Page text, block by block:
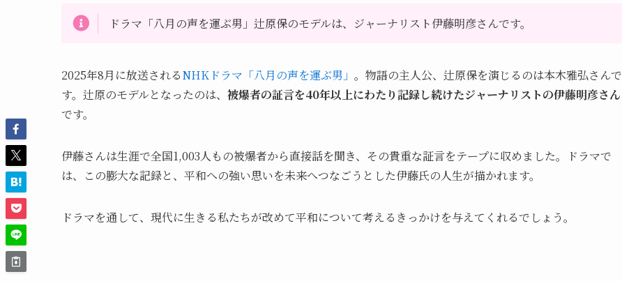
ドラマ「八月の声を運ぶ男」辻原保のモデルは、ジャーナリスト伊藤明彦さんです。
2025年8月に放送されるNHKドラマ「八月の声を運ぶ男」 。物語の主人公、辻原保を演じるのは本木雅弘さんで
す。辻原のモデルとなったのは、 被爆者の証言を40年以上にわたり記録し続けたジャーナリストの伊藤明彦さん
です。
伊藤さんは生涯で全国1,003人もの被爆者から直接話を聞き、その貴重な証言をテープに収めました。ドラマで
は、この膨大な記録と、平和への強い思いを未来へつなごうとした伊藤氏の人生が描かれます。
ドラマを通して、現代に生きる私たちが改めて平和について考えるきっかけを与えてくれるでしょう。